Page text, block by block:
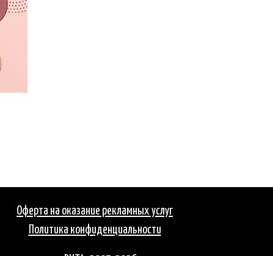
Оферта на оказание рекламных услуг
Политика конфиденциальности